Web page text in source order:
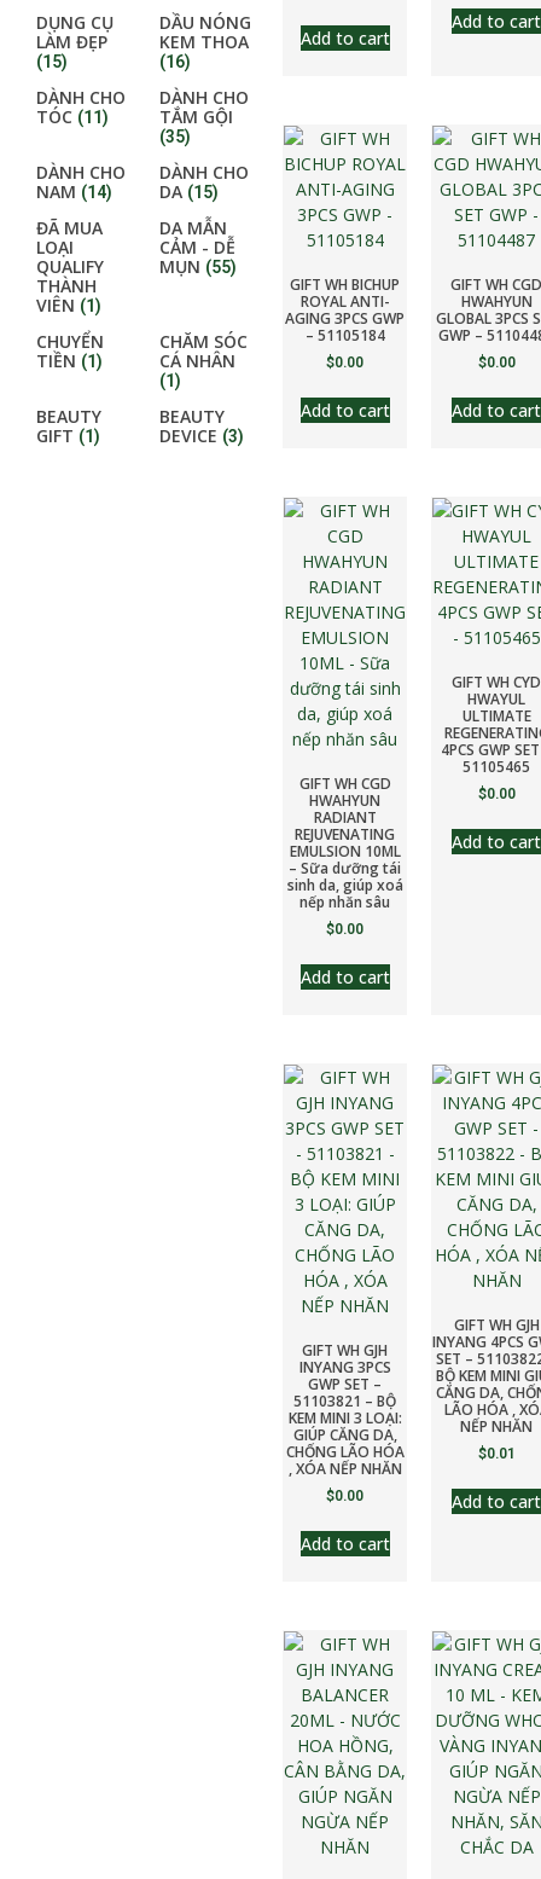
DỤNG CỤ
LÀM ĐẸP
(15)
DẦU NÓNG
KEM THOA
(16)
DÀNH CHO
TÓC (11)
DÀNH CHO
TẮM GỘI
(35)
DÀNH CHO
NAM (14)
DÀNH CHO
DA (15)
ĐÃ MUA
LOẠI
QUALIFY
THÀNH
VIÊN (1)
DA MẪN
CẢM - DỄ
MỤN (55)
CHUYỂN
TIỀN (1)
CHĂM SÓC
CÁ NHÂN
(1)
BEAUTY
GIFT (1)
BEAUTY
DEVICE (3)
Add to cart
Add to cart
GIFT WH BICHUP
ROYAL ANTI-
AGING 3PCS GWP
– 51105184
$0.00
Add to cart
GIFT WH CGD
HWAHYUN
GLOBAL 3PCS
GWP –
$0.00
Add to cart
GIFT WH CGD
HWAHYUN
RADIANT
REJUVENATING
EMULSION 10ML
– Sữa dưỡng tái
sinh da, giúp xoá
nếp nhăn sâu
$0.00
Add to cart
GIFT WH CYD
HWAYUL
ULTIMATE
4PCS GWP
51105465
$0.00
Add to cart
GIFT WH GJH
INYANG 3PCS
GWP SET –
51103821 – BỘ
KEM MINI 3 LOẠI:
GIÚP CĂNG DA,
CHỐNG LÃO HÓA
, XÓA NẾP NHĂN
$0.00
Add to cart
GIFT WH GJH
INYANG 4PCS
SET –
BỘ KEM MINI
CĂNG DA,
LÃO HÓA ,
NẾP NHĂN
$0.01
Add to cart